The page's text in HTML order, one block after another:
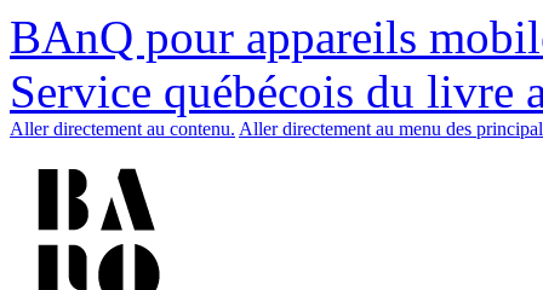
BAnQ pour appareils
Service québécois du livre
Aller directement au contenu. Aller directement au menu des